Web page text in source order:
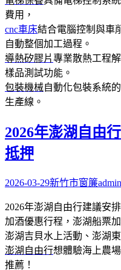
費用，
cnc車床結合電腦控制與車
自動整個加工過程。
導熱矽膠片專業散熱工程
樣品測試功能。
包裝機械自動化包裝系統
生產線。
2026年澎湖自由
抵押
2026-03-29新竹市窗簾admin
2026年澎湖自由行建議安
加酒優惠行程，澎湖船票
澎湖吉貝水上活動、澎湖
澎湖自由行想體驗海上農
推薦！